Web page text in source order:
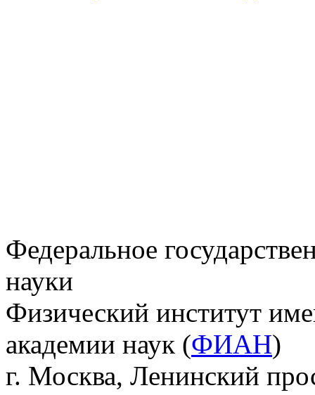
Федеральное
науки
Физический институт
академии наук (ФИАН)
г. Москва, Ленинский